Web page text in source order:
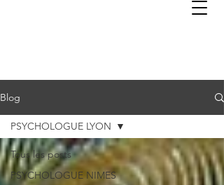
Blog
Tous les posts
PSYCHOLOGUE NIMES
PSYCHOLOGUE LYON